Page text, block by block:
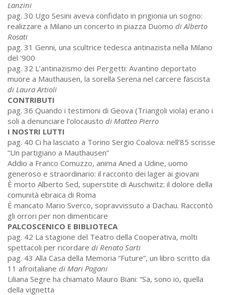
Lanzini
pag. 30 Ugo Sesini aveva confidato in prigionia un sogno:
realizzare a Milano un concerto in piazza Duomo di Alberto
Rosati
pag. 31 Genni, una scultrice tedesca antinazista nella Milano
del ‘900
pag. 32 L’antinazismo dei Pergetti: Avantino deportato
muore a Mauthausen, la sorella Serena nel carcere fascista
di Laura Artioli
CONTRIBUTI
pag. 36 Quando i testimoni di Geova (Triangoli viola) erano i
soli a denunciare l’olocausto di Matteo Pierro
I NOSTRI LUTTI
pag. 40 Ci ha lasciato a Torino Sergio Coalova: nell‘85 scrisse
“Un partigiano a Mauthausen”
Addio a Franco Comuzzo, anima Aned a Udine, uomo
generoso e straordinario: il racconto dei lager ai giovani
È morto Alberto Sed, superstite di Auschwitz: il dolore della
comunità ebraica di Roma
È mancato Mario Sverco, sopravvissuto a Dachau. Raccontò
gli orrori per non dimenticare
PALCOSCENICO E BIBLIOTECA
pag. 42 La stagione del Teatro della Cooperativa, molti
spettacoli per ricordare di Renato Sarti
pag. 43 Alla Casa della Memoria “Future”, un libro scritto da
11 afroitaliane di Mari Pagani
Liliana Segre ha chiamato Mauro Biani: “Sa, sono io, quella
della vignetta